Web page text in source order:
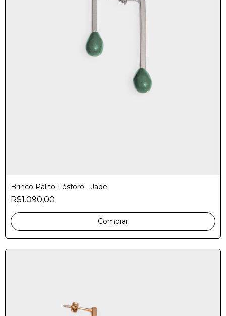
Brinco Palito Fósforo - Jade
R$1.090,00
Comprar